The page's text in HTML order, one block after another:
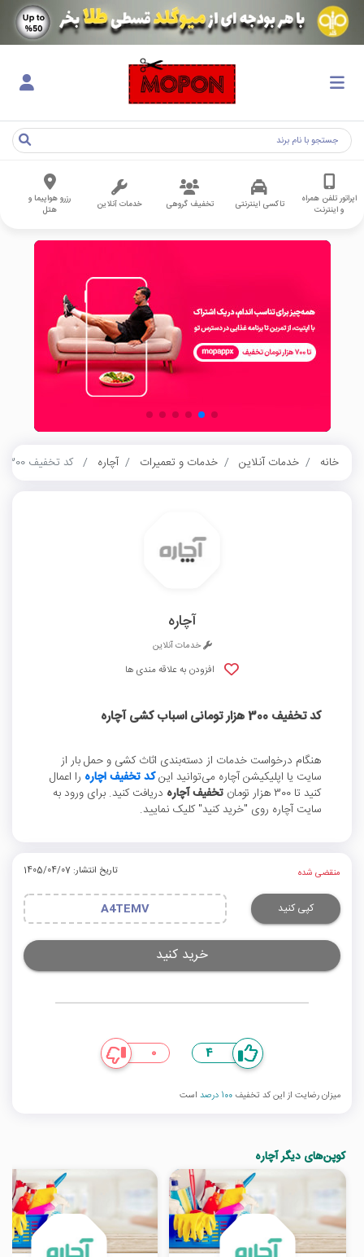
اپراتور تلفن همراه
و اینترنت
تاکسی اینترنتی تخفیف گروهی خدمات آنلاین
رزرو هواپیما و
هتل
خانه خدمات آنلاین خدمات و تعمیرات آچاره کد تخفیف 300 هزار تومانی اسباب کشی آچاره
آچاره
خدمات آنلاین
افزودن به علاقه مندی ها
کد تخفیف 300 هزار تومانی اسباب کشی آچاره
هنگام درخواست خدمات از دسته‌بندی اثاث کشی و حمل بار از
سایت یا اپلیکیشن آچاره می‌توانید اینکد تخفیف اچاره را اعمال
کنید تا 300 هزار تومان
تخفیف آچاره دریافت کنید. برای ورود به
سایت آچاره روی "خرید کنید" کلیک نمایید.
منقضی شده تاریخ انتشار: 1405/04/07
کپی کنید A4TEMV
خرید کنید
4
0
میزان رضایت از این کد تخفیف 100 درصد است
کوپن‌های دیگر آچاره